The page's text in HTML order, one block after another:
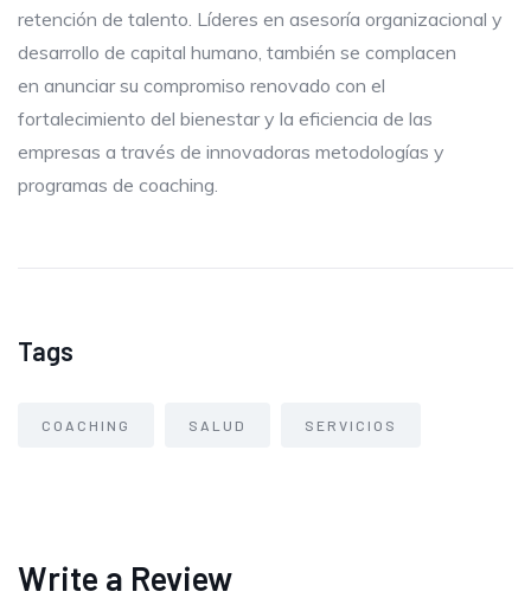
retención de talento. Líderes en asesoría organizacional y
desarrollo de capital humano, también se complacen
en anunciar su compromiso renovado con el
fortalecimiento del bienestar y la eficiencia de las
empresas a través de innovadoras metodologías y
programas de coaching.
Tags
COACHING SALUD SERVICIOS
Write a Review